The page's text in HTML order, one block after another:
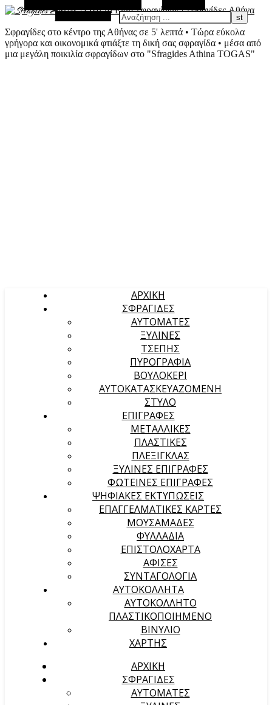
Σφραγίδες στο κέντρο της Αθήνας σε 5' λεπτά • Τώρα εύκολα
γρήγορα και οικονομικά φτιάξτε τη δική σας σφραγίδα • μέσα από
μια μεγάλη ποικιλία σφραγίδων στο "Sfragides Athina TOGAS"
Τυχαίο Άρθρο
Αναζήτηση
ΑΡΧΙΚΉ
ΣΦΡΑΓΙΔΕΣ
ΑΥΤΟΜΑΤΕΣ
ΞΥΛΙΝΕΣ
ΤΣΕΠΗΣ
ΠΥΡΟΓΡΑΦΙΑ
ΒΟΥΛΟΚΕΡΙ
ΑΥΤΟΚΑΤΑΣΚΕΥΑΖΟΜΕΝΗ
ΣΤΥΛΟ
ΕΠΙΓΡΑΦΕΣ
ΜΕΤΑΛΛΙΚΕΣ
ΠΛΑΣΤΙΚΕΣ
ΠΛΕΞΙΓΚΛΑΣ
ΞΥΛΙΝΕΣ ΕΠΙΓΡΑΦΕΣ
ΦΩΤΕΙΝΕΣ ΕΠΙΓΡΑΦΕΣ
ΨΗΦΙΑΚΕΣ ΕΚΤΥΠΩΣΕΙΣ
ΕΠΑΓΓΕΛΜΑΤΙΚΕΣ ΚΑΡΤΕΣ
ΜΟΥΣΑΜΑΔΕΣ
ΦΥΛΛΑΔΙΑ
ΕΠΙΣΤΟΛΟΧΑΡΤΑ
ΑΦΙΣΕΣ
ΣΥΝΤΑΓΟΛΟΓΙΑ
ΑΥΤΟΚΟΛΛΗΤΑ
ΑΥΤΟΚΟΛΛΗΤΟ
ΠΛΑΣΤΙΚΟΠΟΙΗΜΕΝΟ
ΒΙΝΥΛΙΟ
ΧΑΡΤΗΣ
ΑΡΧΙΚΉ
ΣΦΡΑΓΙΔΕΣ
ΑΥΤΟΜΑΤΕΣ